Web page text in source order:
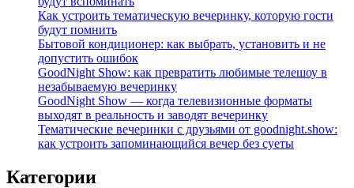
Как устроить тематическую вечеринку, которую гости
будут помнить
Бытовой кондиционер: как выбрать, установить и не
допустить ошибок
GoodNight Show: как превратить любимые телешоу в
незабываемую вечеринку
GoodNight Show — когда телевизионные форматы
выходят в реальность и заводят вечеринку
Тематические вечеринки с друзьями от goodnight.show:
как устроить запоминающийся вечер без суеты
Категории